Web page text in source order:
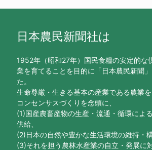
日本農民新聞社は
1952年（昭和27年）国民食糧の安定的な
業を育てることを目的に「日本農民新聞
た。
生命尊厳・生きる基本の産業である農業
コンセンサスづくりを念頭に、
(1)国産農畜産物の生産・流通・循環によ
供給、
(2)日本の自然や豊かな生活環境の維持・構
(3)それを担う農林水産業の自立・発展に